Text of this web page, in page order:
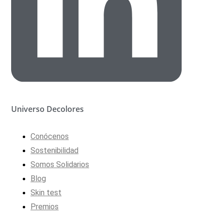
Universo Decolores
Conócenos
Sostenibilidad
Somos Solidarios
Blog
Skin test
Premios